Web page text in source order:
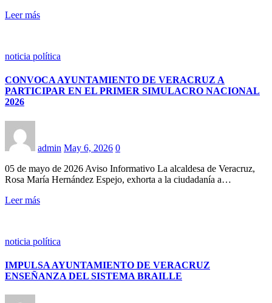
Leer más
noticia política
CONVOCA AYUNTAMIENTO DE VERACRUZ A
PARTICIPAR EN EL PRIMER SIMULACRO NACIONAL
2026
admin May 6, 2026 0
05 de mayo de 2026 Aviso Informativo La alcaldesa de Veracruz,
Rosa María Hernández Espejo, exhorta a la ciudadanía a…
Leer más
noticia política
IMPULSA AYUNTAMIENTO DE VERACRUZ
ENSEÑANZA DEL SISTEMA BRAILLE